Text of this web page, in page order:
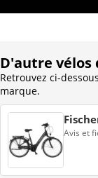
D'autre vélos
Retrouvez ci-
marque.
Avis et